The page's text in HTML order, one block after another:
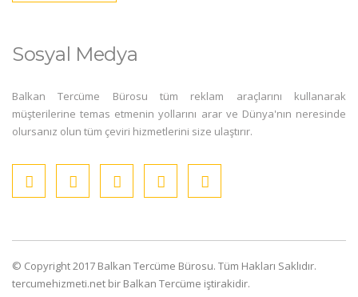
Sosyal Medya
Balkan Tercüme Bürosu tüm reklam araçlarını kullanarak
müşterilerine temas etmenin yollarını arar ve Dünya'nın neresinde
olursanız olun tüm çeviri hizmetlerini size ulaştırır.
© Copyright 2017 Balkan Tercüme Bürosu. Tüm Hakları Saklıdır.
tercumehizmeti.net bir Balkan Tercüme iştirakidir.